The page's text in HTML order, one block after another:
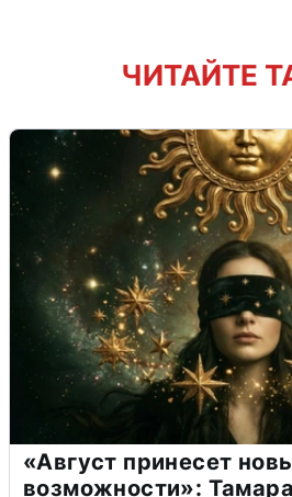
ЧИТАЙТЕ
«Август принесет
возможности»: